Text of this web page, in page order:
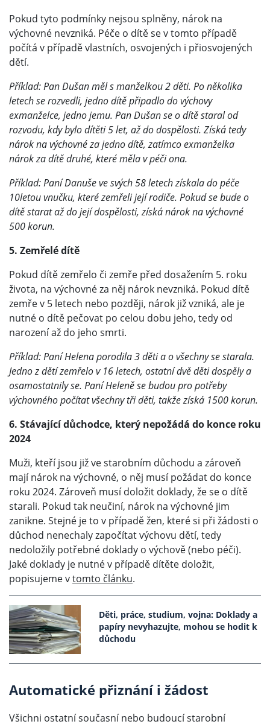
Pokud tyto podmínky nejsou splněny, nárok na
výchovné nevzniká. Péče o dítě se v tomto případě
počítá v případě vlastních, osvojených i přiosvojených
dětí.
Příklad: Pan Dušan měl s manželkou 2 děti. Po několika
letech se rozvedli, jedno dítě připadlo do výchovy
exmanželce, jedno jemu. Pan Dušan se o dítě staral od
rozvodu, kdy bylo dítěti 5 let, až do dospělosti. Získá tedy
nárok na výchovné za jedno dítě, zatímco exmanželka
nárok za dítě druhé, které měla v péči ona.
Příklad: Paní Danuše ve svých 58 letech získala do péče
10letou vnučku, které zemřeli její rodiče. Pokud se bude o
dítě starat až do její dospělosti, získá nárok na výchovné
500 korun.
5. Zemřelé dítě
Pokud dítě zemřelo či zemře před dosažením 5. roku
života, na výchovné za něj nárok nevzniká. Pokud dítě
zemře v 5 letech nebo později, nárok již vzniká, ale je
nutné o dítě pečovat po celou dobu jeho, tedy od
narození až do jeho smrti.
Příklad: Paní Helena porodila 3 děti a o všechny se starala.
Jedno z dětí zemřelo v 16 letech, ostatní dvě děti dospěly a
osamostatnily se. Paní Heleně se budou pro potřeby
výchovného počítat všechny tři děti, takže získá 1500 korun.
6. Stávající důchodce, který nepožádá do konce roku
2024
Muži, kteří jsou již ve starobním důchodu a zároveň
mají nárok na výchovné, o něj musí požádat do konce
roku 2024. Zároveň musí doložit doklady, že se o dítě
starali. Pokud tak neučiní, nárok na výchovné jim
zanikne. Stejné je to v případě žen, které si při žádosti o
důchod nenechaly započítat výchovu dětí, tedy
nedoložily potřebné doklady o výchově (nebo péči).
Jaké doklady je nutné v případě dítěte doložit,
popisujeme vtomto článku.
Děti, práce, studium, vojna: Doklady a
papíry nevyhazujte, mohou se hodit k
důchodu
Automatické přiznání i žádost
Všichni ostatní současní nebo budoucí starobní